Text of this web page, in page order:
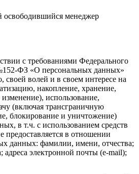
освободившийся менеджер
с требованиями Федерального
ФЗ «О персональных данных»
своей волей и в своем интересе на
накопление, хранение,
использование,
(включая трансграничную
блокирование и уничтожение)
в т.ч. с использованием средств
предоставляется в отношении
данных: фамилии, имени, отчества;
адреса электронной почты (e-mail);